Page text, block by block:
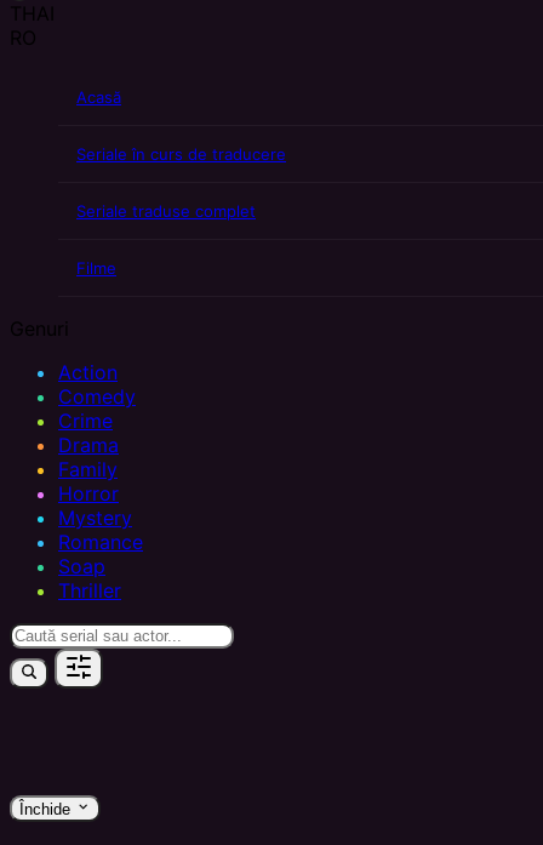
THAI
RO
Acasă
Seriale în curs de traducere
Seriale traduse complet
Filme
Genuri
Action
Comedy
Crime
Drama
Family
Horror
Mystery
Romance
Soap
Thriller
Închide keyboard_arrow_down